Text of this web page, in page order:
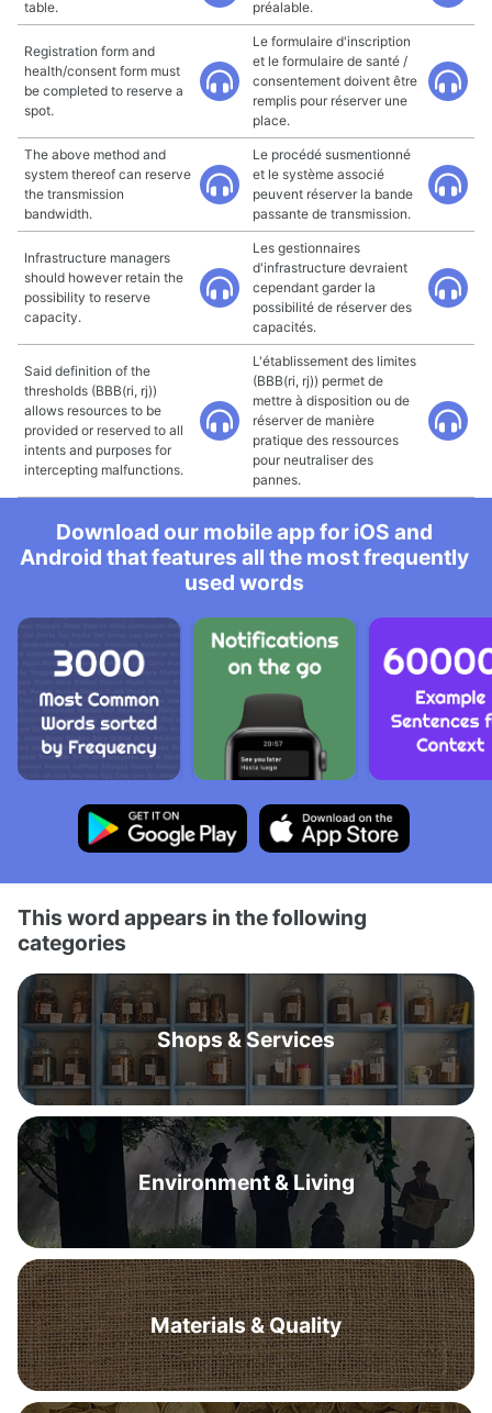
table. préalable.
Registration form and
health/consent form must
be completed to reserve a
spot.
Le formulaire d'inscription
et le formulaire de santé /
consentement doivent être
remplis pour réserver une
place.
The above method and
system thereof can reserve
the transmission
bandwidth.
Le procédé susmentionné
et le système associé
peuvent réserver la bande
passante de transmission.
Infrastructure managers
should however retain the
possibility to reserve
capacity.
Les gestionnaires
d'infrastructure devraient
cependant garder la
possibilité de réserver des
capacités.
Said definition of the
thresholds (BBB(ri, rj))
allows resources to be
provided or reserved to all
intents and purposes for
intercepting malfunctions.
L'établissement des limites
(BBB(ri, rj)) permet de
mettre à disposition ou de
réserver de manière
pratique des ressources
pour neutraliser des
pannes.
Download our mobile app for iOS and
Android that features all the most frequently
used words
This word appears in the following
categories
Shops & Services
Environment & Living
Materials & Quality